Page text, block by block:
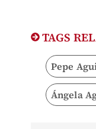
TAGS
Pepe
Ángela